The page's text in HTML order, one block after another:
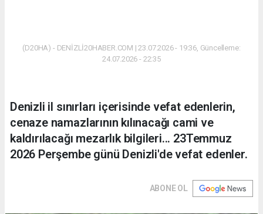
(D20HA) - DENİZLİ20HABER.COM | 23.07.2026 - 19:36, Güncelleme:
24.07.2026 - 22:35
Denizli il sınırları içerisinde vefat edenlerin,
cenaze namazlarının kılınacağı cami ve
kaldırılacağı mezarlık bilgileri... 23Temmuz
2026 Perşembe günü Denizli'de vefat edenler.
ABONE OL